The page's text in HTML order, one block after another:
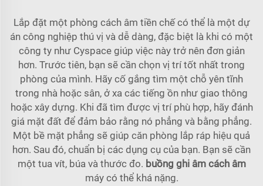
Lắp đặt một phòng cách âm tiền chế có thể là một dự
án công nghiệp thú vị và dễ dàng, đặc biệt là khi có một
công ty như Cyspace giúp việc này trở nên đơn giản
hơn. Trước tiên, bạn sẽ cần chọn vị trí tốt nhất trong
phòng của mình. Hãy cố gắng tìm một chỗ yên tĩnh
trong nhà hoặc sân, ở xa các tiếng ồn như giao thông
hoặc xây dựng. Khi đã tìm được vị trí phù hợp, hãy đánh
giá mặt đất để đảm bảo rằng nó phẳng và bằng phẳng.
Một bề mặt phẳng sẽ giúp căn phòng lắp ráp hiệu quả
hơn. Sau đó, chuẩn bị các dụng cụ của bạn. Bạn sẽ cần
một tua vít, búa và thước đo. buồng ghi âm cách âm
máy có thể khá nặng.